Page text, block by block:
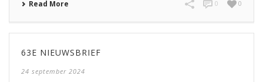
Read More 0
0
63E NIEUWSBRIEF
24 september 2024